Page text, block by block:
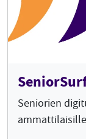
Seniorien